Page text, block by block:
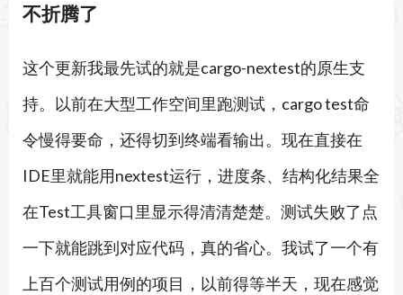
不折腾了
这个更新我最先试的就是cargo-nextest的原生支
持。以前在大型工作空间里跑测试，cargo test命
令慢得要命，还得切到终端看输出。现在直接在
IDE里就能用nextest运行，进度条、结构化结果全
在Test工具窗口里显示得清清楚楚。测试失败了点
一下就能跳到对应代码，真的省心。我试了一个有
上百个测试用例的项目，以前得等半天，现在感觉